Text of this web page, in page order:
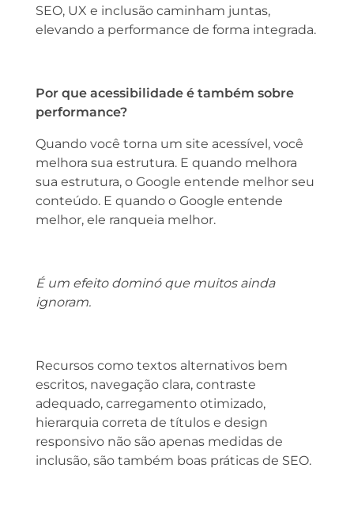
SEO, UX e inclusão caminham juntas,
elevando a performance de forma integrada.
Por que acessibilidade é também sobre
performance?
Quando você torna um site acessível, você
melhora sua estrutura. E quando melhora
sua estrutura, o Google entende melhor seu
conteúdo. E quando o Google entende
melhor, ele ranqueia melhor.
É um efeito dominó que muitos ainda
ignoram.
Recursos como textos alternativos bem
escritos, navegação clara, contraste
adequado, carregamento otimizado,
hierarquia correta de títulos e design
responsivo não são apenas medidas de
inclusão, são também boas práticas de SEO.